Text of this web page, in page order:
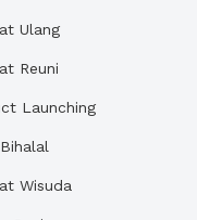
Ulang
Reuni
Launching
Wisuda